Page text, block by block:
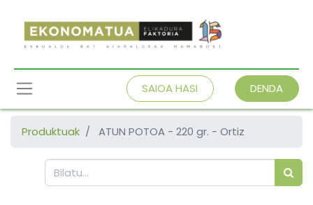
SAIOA HASI DENDA
Produktuak ATUN POTOA - 220 gr. - Ortiz